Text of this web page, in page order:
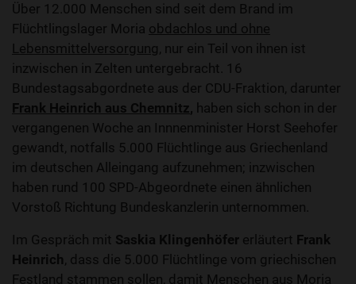
Über 12.000 Menschen sind seit dem Brand im
Flüchtlingslager Moria obdachlos und ohne
Lebensmittelversorgung, nur ein Teil von ihnen ist
inzwischen in Zelten untergebracht. 16
Bundestagsabgordnete aus der CDU-Fraktion, darunter
Frank Heinrich aus Chemnitz, haben sich schon in der
vergangenen Woche an Innnenminister Horst Seehofer
gewandt, notfalls 5.000 Flüchtlinge aus Griechenland
im deutschen Alleingang aufzunehmen; inzwischen
haben rund 100 SPD-Abgeordnete einen ähnlichen
Vorstoß Richtung Bundeskanzlerin unternommen.
Im Gespräch mit Saskia Klingenhöfer erläutert Frank
Heinrich, dass die 5.000 Flüchtlinge vom griechischen
Festland stammen sollen, damit Menschen aus Moria